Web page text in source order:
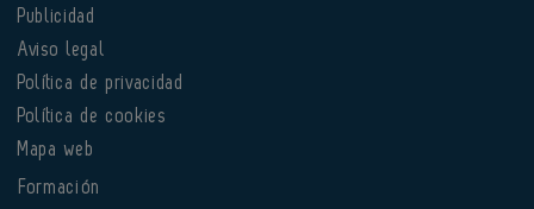
Publicidad
Aviso legal
Política de privacidad
Política de cookies
Mapa web
Formación